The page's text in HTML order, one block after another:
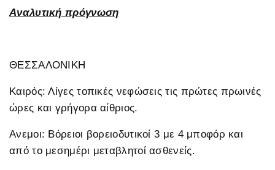
Αναλυτική πρόγνωση
ΘΕΣΣΑΛΟΝΙΚΗ
Καιρός: Λίγες τοπικές νεφώσεις τις πρώτες πρωινές
ώρες και γρήγορα αίθριος.
Ανεμοι: Βόρειοι βορειοδυτικοί 3 με 4 μποφόρ και
από το μεσημέρι μεταβλητοί ασθενείς.